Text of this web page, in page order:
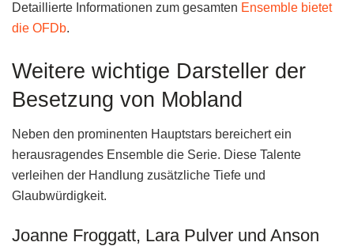
Detaillierte Informationen zum gesamten Ensemble bietet
die OFDb.
Weitere wichtige Darsteller der
Besetzung von Mobland
Neben den prominenten Hauptstars bereichert ein
herausragendes Ensemble die Serie. Diese Talente
verleihen der Handlung zusätzliche Tiefe und
Glaubwürdigkeit.
Joanne Froggatt, Lara Pulver und Anson